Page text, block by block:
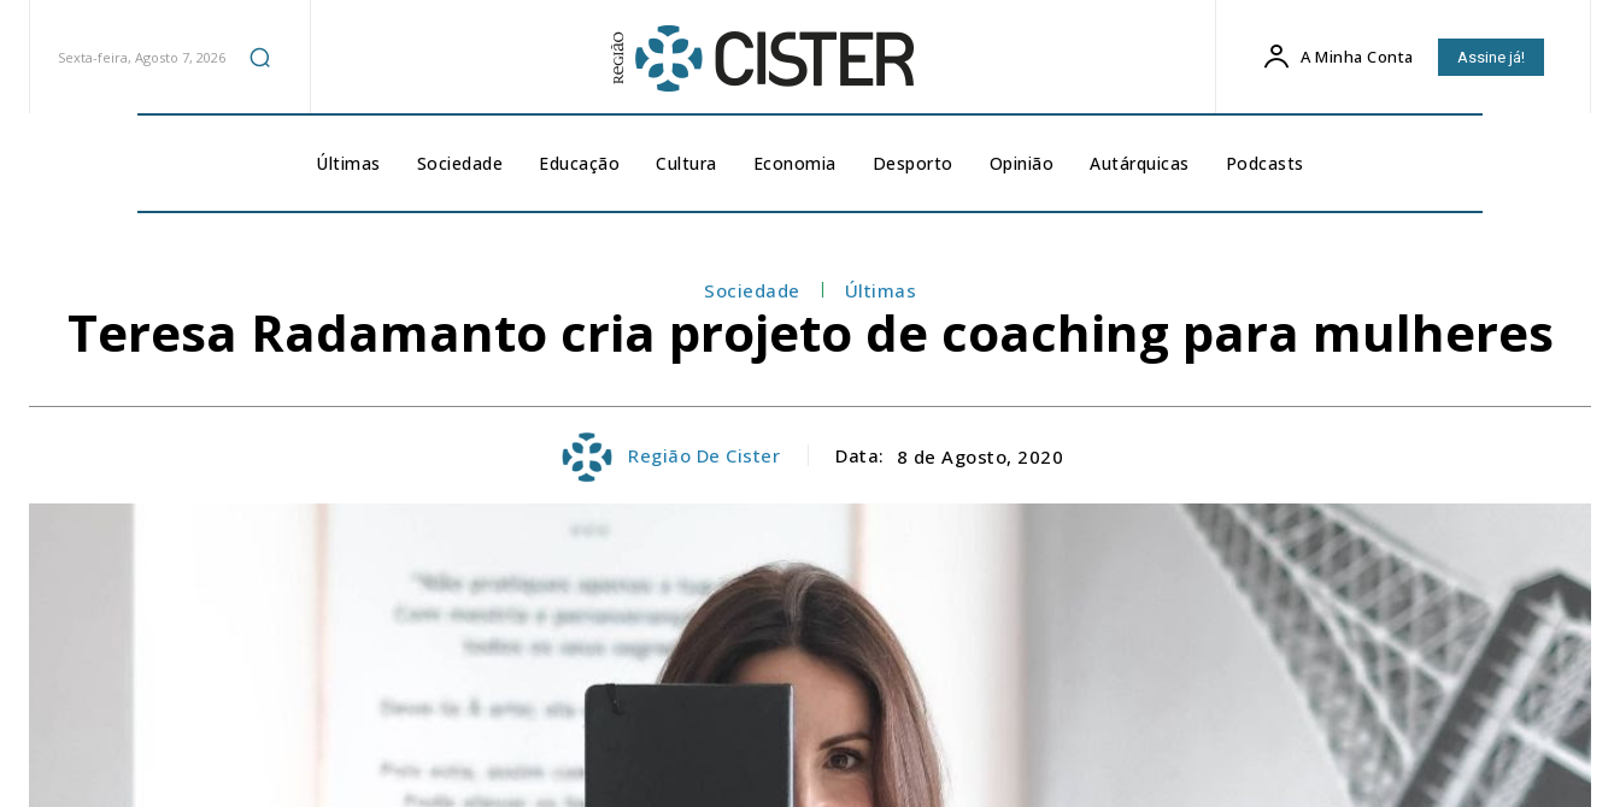
Sexta-feira, Agosto 7, 2026 A Minha Conta Assine já!
Últimas Sociedade Educação Cultura Economia Desporto Opinião Autárquicas Podcasts
Sociedade Últimas
Teresa Radamanto cria projeto de coaching para mulheres
Região De Cister Data: 8 de Agosto, 2020